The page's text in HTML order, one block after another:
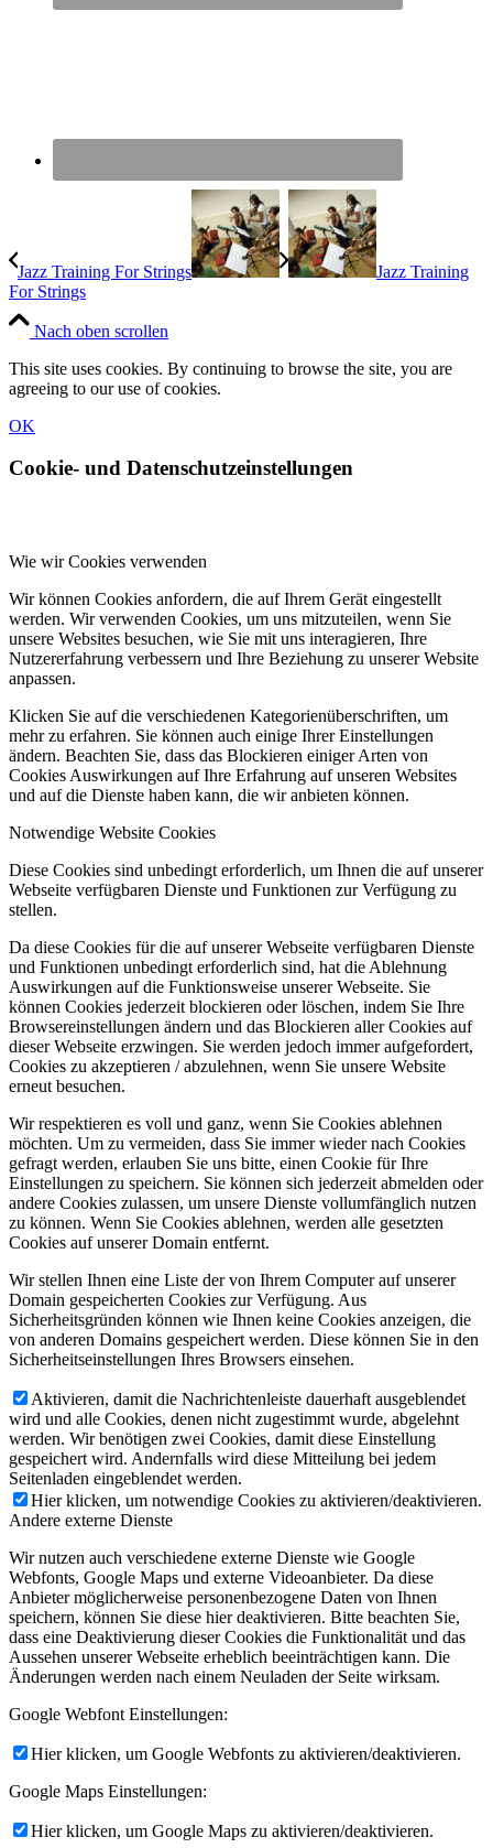
Jazz Training For Strings
Jazz Training
For Strings
Nach oben scrollen
This site uses cookies. By continuing to browse the site, you are
agreeing to our use of cookies.
OK
Cookie- und Datenschutzeinstellungen
Wie wir Cookies verwenden
Wir können Cookies anfordern, die auf Ihrem Gerät eingestellt
werden. Wir verwenden Cookies, um uns mitzuteilen, wenn Sie
unsere Websites besuchen, wie Sie mit uns interagieren, Ihre
Nutzererfahrung verbessern und Ihre Beziehung zu unserer Website
anpassen.
Klicken Sie auf die verschiedenen Kategorienüberschriften, um
mehr zu erfahren. Sie können auch einige Ihrer Einstellungen
ändern. Beachten Sie, dass das Blockieren einiger Arten von
Cookies Auswirkungen auf Ihre Erfahrung auf unseren Websites
und auf die Dienste haben kann, die wir anbieten können.
Notwendige Website Cookies
Diese Cookies sind unbedingt erforderlich, um Ihnen die auf unserer
Webseite verfügbaren Dienste und Funktionen zur Verfügung zu
stellen.
Da diese Cookies für die auf unserer Webseite verfügbaren Dienste
und Funktionen unbedingt erforderlich sind, hat die Ablehnung
Auswirkungen auf die Funktionsweise unserer Webseite. Sie
können Cookies jederzeit blockieren oder löschen, indem Sie Ihre
Browsereinstellungen ändern und das Blockieren aller Cookies auf
dieser Webseite erzwingen. Sie werden jedoch immer aufgefordert,
Cookies zu akzeptieren / abzulehnen, wenn Sie unsere Website
erneut besuchen.
Wir respektieren es voll und ganz, wenn Sie Cookies ablehnen
möchten. Um zu vermeiden, dass Sie immer wieder nach Cookies
gefragt werden, erlauben Sie uns bitte, einen Cookie für Ihre
Einstellungen zu speichern. Sie können sich jederzeit abmelden oder
andere Cookies zulassen, um unsere Dienste vollumfänglich nutzen
zu können. Wenn Sie Cookies ablehnen, werden alle gesetzten
Cookies auf unserer Domain entfernt.
Wir stellen Ihnen eine Liste der von Ihrem Computer auf unserer
Domain gespeicherten Cookies zur Verfügung. Aus
Sicherheitsgründen können wie Ihnen keine Cookies anzeigen, die
von anderen Domains gespeichert werden. Diese können Sie in den
Sicherheitseinstellungen Ihres Browsers einsehen.
Aktivieren, damit die Nachrichtenleiste dauerhaft ausgeblendet
wird und alle Cookies, denen nicht zugestimmt wurde, abgelehnt
werden. Wir benötigen zwei Cookies, damit diese Einstellung
gespeichert wird. Andernfalls wird diese Mitteilung bei jedem
Seitenladen eingeblendet werden.
Hier klicken, um notwendige Cookies zu aktivieren/deaktivieren.
Andere externe Dienste
Wir nutzen auch verschiedene externe Dienste wie Google
Webfonts, Google Maps und externe Videoanbieter. Da diese
Anbieter möglicherweise personenbezogene Daten von Ihnen
speichern, können Sie diese hier deaktivieren. Bitte beachten Sie,
dass eine Deaktivierung dieser Cookies die Funktionalität und das
Aussehen unserer Webseite erheblich beeinträchtigen kann. Die
Änderungen werden nach einem Neuladen der Seite wirksam.
Google Webfont Einstellungen:
Hier klicken, um Google Webfonts zu aktivieren/deaktivieren.
Google Maps Einstellungen:
Hier klicken, um Google Maps zu aktivieren/deaktivieren.